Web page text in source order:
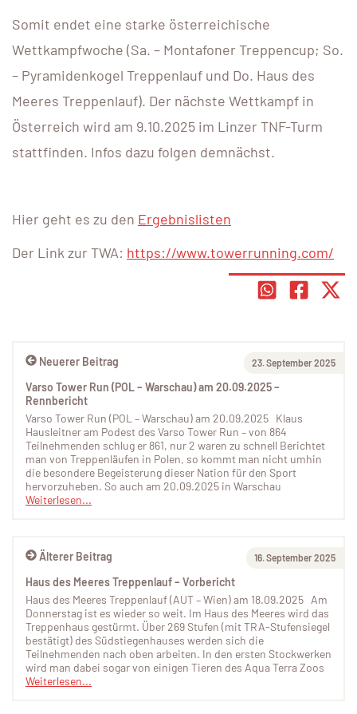
Somit endet eine starke österreichische
Wettkampfwoche (Sa. – Montafoner Treppencup; So.
– Pyramidenkogel Treppenlauf und Do. Haus des
Meeres Treppenlauf). Der nächste Wettkampf in
Österreich wird am 9.10.2025 im Linzer TNF-Turm
stattfinden. Infos dazu folgen demnächst.
Hier geht es zu den Ergebnislisten
Der Link zur TWA: https://www.towerrunning.com/
Älterer Beitrag 16. September 2025
Haus des Meeres Treppenlauf – Vorbericht
Haus des Meeres Treppenlauf (AUT – Wien) am 18.09.2025 Am
Donnerstag ist es wieder so weit. Im Haus des Meeres wird das
Treppenhaus gestürmt. Über 269 Stufen (mit TRA-Stufensiegel
bestätigt) des Südstiegenhauses werden sich die
Teilnehmenden nach oben arbeiten. In den ersten Stockwerken
wird man dabei sogar von einigen Tieren des Aqua Terra Zoos
Weiterlesen...
Neuerer Beitrag 23. September 2025
Varso Tower Run (POL – Warschau) am 20.09.2025 –
Rennbericht
Varso Tower Run (POL – Warschau) am 20.09.2025 Klaus
Hausleitner am Podest des Varso Tower Run – von 864
Teilnehmenden schlug er 861, nur 2 waren zu schnell Berichtet
man von Treppenläufen in Polen, so kommt man nicht umhin
die besondere Begeisterung dieser Nation für den Sport
hervorzuheben. So auch am 20.09.2025 in Warschau
Weiterlesen...